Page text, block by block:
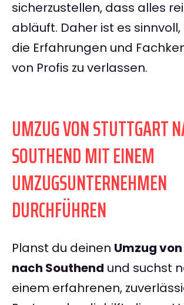
sicherzustellen, dass alles
abläuft. Daher ist es sinnvoll,
die Erfahrungen und
von Profis zu verlassen.
UMZUG VON STUTTGART
SOUTHEND MIT EINEM
UMZUGSUNTERNEHMEN
DURCHFÜHREN
Planst du deinen Umzug
nach Southend und suchst
einem erfahrenen,